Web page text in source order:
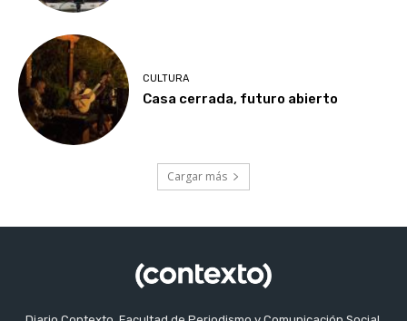
CULTURA
Casa cerrada, futuro abierto
Cargar más